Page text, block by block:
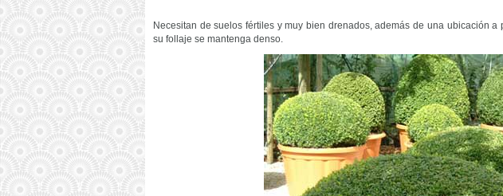
Necesitan de suelos fértiles y muy bien drenados, además de una ubicación
su follaje se mantenga denso.